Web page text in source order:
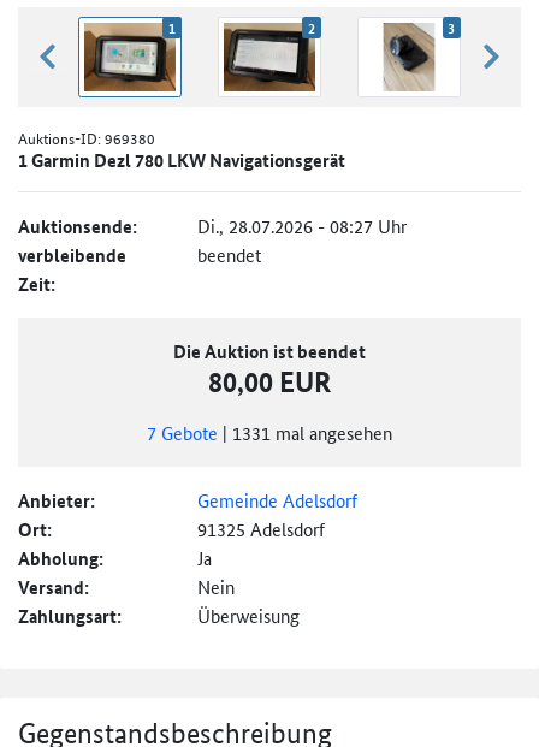
zurück blättern
1 2 3
Auktions-ID:969380
1 Garmin Dezl 780 LKW Navigationsgerät
Auktionsende: Di., 28.07.2026 - 08:27 Uhr
verbleibende
Zeit:
beendet
Die Auktion ist beendet
80,00 EUR
7 Gebote | 1331 mal angesehen
Anbieter: Gemeinde Adelsdorf
Ort: 91325 Adelsdorf
Abholung: Ja
Versand: Nein
Zahlungsart: Überweisung
Gegenstandsbeschreibung